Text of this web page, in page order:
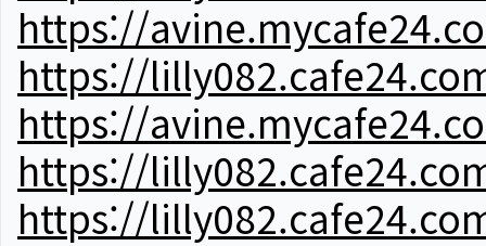
https://
https://
https://
https://
https://